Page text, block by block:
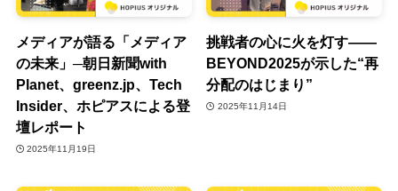
メディアが語る「メディア
の未来」─朝日新聞with
Planet、greenz.jp、Tech
Insider、ホピアスによる登
壇レポート
2025年11月19日
挑戦者の心に火を灯す——
BEYOND2025が示した“再
分配のはじまり”
2025年11月14日